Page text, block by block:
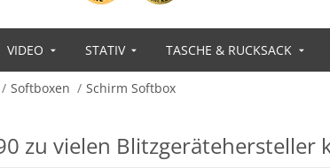
VIDEO STATIV TASCHE & RUCKSACK
Softboxen Schirm Softbox
zu vielen Blitzgerätehersteller